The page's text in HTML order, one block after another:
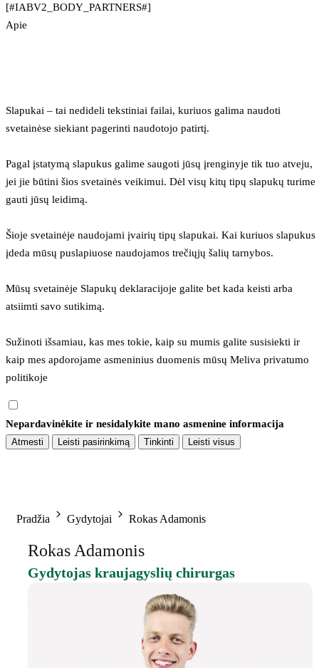
[#IABV2_BODY_PARTNERS#]
Apie
Slapukai – tai nedideli tekstiniai failai, kuriuos galima naudoti
svetainėse siekiant pagerinti naudotojo patirtį.
Pagal įstatymą slapukus galime saugoti jūsų įrenginyje tik tuo atveju,
jei jie būtini šios svetainės veikimui. Dėl visų kitų tipų slapukų turime
gauti jūsų leidimą.
Šioje svetainėje naudojami įvairių tipų slapukai. Kai kuriuos slapukus
įdeda mūsų puslapiuose naudojamos trečiųjų šalių tarnybos.
Mūsų svetainėje Slapukų deklaracijoje galite bet kada keisti arba
atsiimti savo sutikimą.
Sužinoti išsamiau, kas mes tokie, kaip su mumis galite susisiekti ir
kaip mes apdorojame asmeninius duomenis mūsų Meliva privatumo
politikoje
Nepardavinėkite ir nesidalykite mano asmenine informacija
Atmesti Leisti pasirinkimą Tinkinti Leisti visus
Pradžia Gydytojai Rokas Adamonis
Rokas Adamonis
Gydytojas kraujagyslių chirurgas